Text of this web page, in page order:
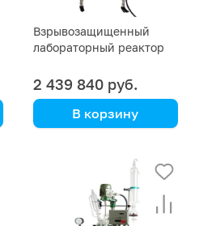
Взрывозащищенный
лабораторный реактор
2 439 840 руб.
В корзину